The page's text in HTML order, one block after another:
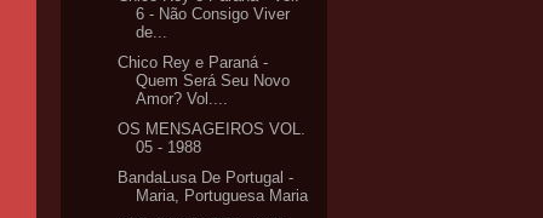
6 - Não Consigo Viver
de...
Chico Rey e Paraná -
Quem Será Seu Novo
Amor? Vol....
OS MENSAGEIROS VOL.
05 - 1988
BandaLusa De Portugal -
Maria, Portuguesa Maria